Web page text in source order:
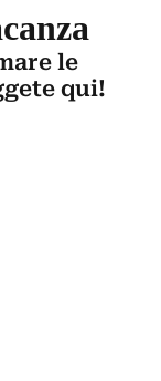
le
qui!